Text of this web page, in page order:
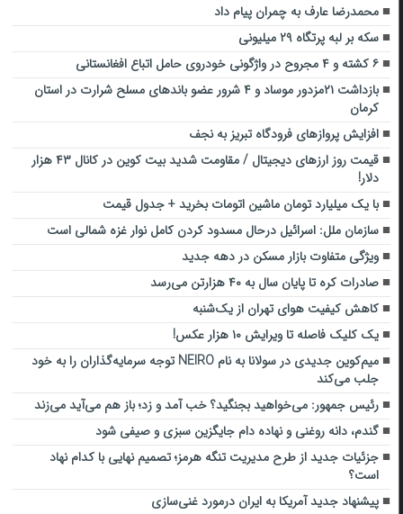
محمدرضا عارف به چمران پیام داد
سکه بر لبه پرتگاه ۲۹ میلیونی
۶ کشته و ۴ مجروح در واژگونی خودروی حامل اتباع افغانستانی
بازداشت ۲۱مزدور موساد و ۴ شرور عضو باندهای مسلح شرارت در استان
کرمان
افزایش پروازهای فرودگاه تبریز به نجف
قیمت روز ارزهای دیجیتال / مقاومت شدید بیت کوین در کانال ۴۳ هزار
دلار!
با یک میلیارد تومان ماشین اتومات بخرید + جدول قیمت
سازمان ملل: اسرائیل درحال مسدود کردن کامل نوار غزه شمالی است
ویژگی متفاوت بازار مسکن در دهه جدید
صادرات کره تا پایان سال به ۴۰ هزارتن می‌رسد
کاهش کیفیت هوای تهران از یک‌شنبه
یک کلیک فاصله تا ویرایش ۱۰ هزار عکس!
میم‌کوین جدیدی در سولانا به نام NEIRO توجه سرمایه‌گذاران را به خود
جلب می‌کند
رئیس جمهور: می‌خواهید بجنگید؟ خب آمد و زد؛ باز هم می‌آید می‌زند
گندم، دانه روغنی و نهاده دام جایگزین سبزی و صیفی شود
جزئیات جدید از طرح مدیریت تنگه هرمز؛ تصمیم نهایی با کدام نهاد
است؟
پیشنهاد جدید آمریکا به ایران درمورد غنی‌سازی